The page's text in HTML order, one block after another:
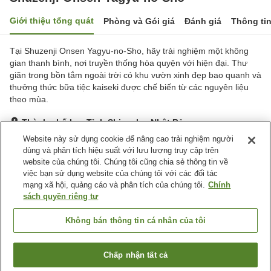
Giới thiệu tổng quát Phòng và Gói giá Đánh giá Thông
Tại Shuzenji Onsen Yagyu-no-Sho, hãy trải nghiệm một không
gian thanh bình, nơi truyền thống hòa quyện với hiện đại. Thư
giãn trong bồn tắm ngoài trời có khu vườn xinh đẹp bao quanh và
thưởng thức bữa tiệc kaiseki được chế biến từ các nguyên liệu
theo mùa.
Thành phố Izu, Tỉnh Shizuoka, Nhật Bản
Hiển thị trên bản đồ
Tuyệt vời Đánh giá:14lượt
Tiện nghi chỗ nghỉ
Wi-Fi
Spa / Salon
Phòng ăn riêng
Lounge
Tỉnh Shizuoka
Tìm phòng trống
Website này sử dụng cookie để nâng cao trải nghiệm người
dùng và phân tích hiệu suất với lưu lượng truy cập trên
website của chúng tôi. Chúng tôi cũng chia sẻ thông tin về
việc bạn sử dụng website của chúng tôi với các đối tác
mạng xã hội, quảng cáo và phân tích của chúng tôi. Chính
sách quyền riêng tư
Không bán thông tin cá nhân của tôi
Chấp nhận tất cả